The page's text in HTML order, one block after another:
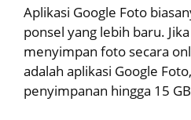
Aplikasi Google Foto
ponsel yang lebih baru.
menyimpan foto secara
adalah aplikasi Google
penyimpanan hingga 15